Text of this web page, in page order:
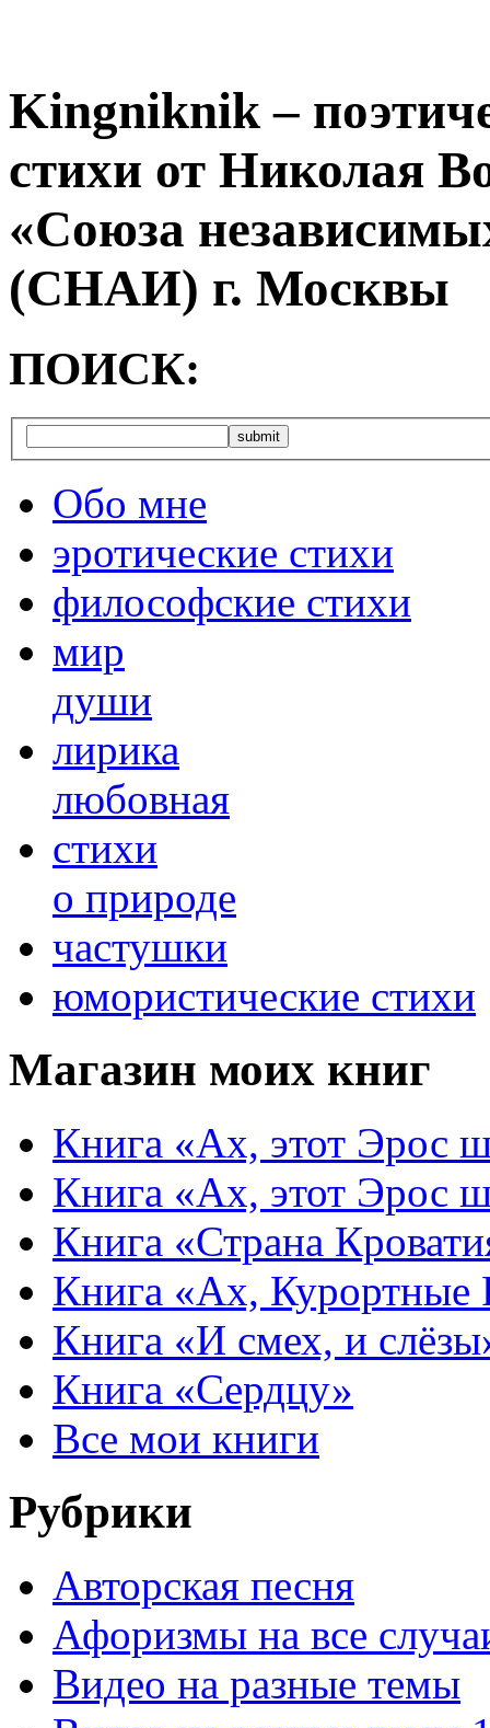
Kingniknik –
стихи от Николая
«Союза
(СНАИ) г. Москвы
ПОИСК:
Обо мне
эротические стихи
философские стихи
мир
души
лирика
любовная
cтихи
о природе
частушки
юмористические стихи
Магазин моих книг
Книга «Ах, этот Эрос
Книга «Ах, этот Эрос
Книга «Страна
Книга «Ах,
Книга «И смех, и
Книга «Сердцу»
Все мои книги
Рубрики
Авторская песня
Афоризмы на все
Видео на разные темы